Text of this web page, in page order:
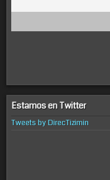
Estamos en Twitter
Tweets by DirecTizimin